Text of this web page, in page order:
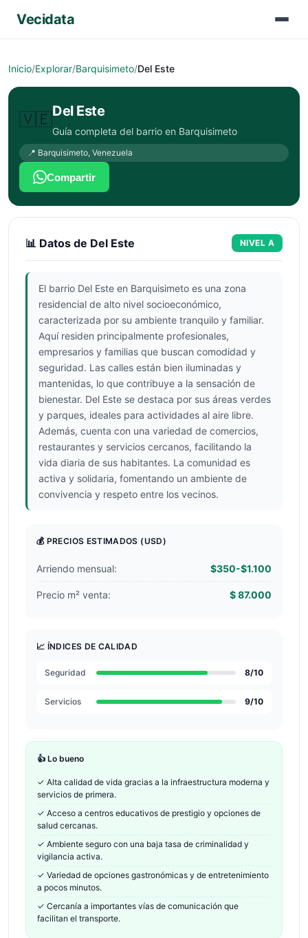
Vecidata
Inicio/Explorar/Barquisimeto/Del Este
🇻🇪Del Este
Guía completa del barrio en Barquisimeto
📍 Barquisimeto, Venezuela
Compartir
📊 Datos de Del Este NIVEL A
El barrio Del Este en Barquisimeto es una zona
residencial de alto nivel socioeconómico,
caracterizada por su ambiente tranquilo y familiar.
Aquí residen principalmente profesionales,
empresarios y familias que buscan comodidad y
seguridad. Las calles están bien iluminadas y
mantenidas, lo que contribuye a la sensación de
bienestar. Del Este se destaca por sus áreas verdes
y parques, ideales para actividades al aire libre.
Además, cuenta con una variedad de comercios,
restaurantes y servicios cercanos, facilitando la
vida diaria de sus habitantes. La comunidad es
activa y solidaria, fomentando un ambiente de
convivencia y respeto entre los vecinos.
💰 PRECIOS ESTIMADOS (USD)
Arriendo mensual: $350-$1.100
Precio m² venta: $ 87.000
📈 ÍNDICES DE CALIDAD
Seguridad 8/10
Servicios 9/10
👍 Lo bueno
✓ Alta calidad de vida gracias a la infraestructura moderna y
servicios de primera.
✓ Acceso a centros educativos de prestigio y opciones de
salud cercanas.
✓ Ambiente seguro con una baja tasa de criminalidad y
vigilancia activa.
✓ Variedad de opciones gastronómicas y de entretenimiento
a pocos minutos.
✓ Cercanía a importantes vías de comunicación que
facilitan el transporte.